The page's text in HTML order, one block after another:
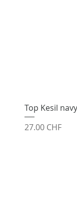
Top Kesil
Prix
27.00 CHF